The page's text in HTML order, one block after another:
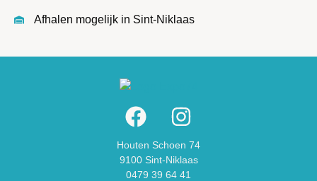
Afhalen mogelijk in Sint-Niklaas
Houten Schoen 74
9100 Sint-Niklaas
0479 39 64 41